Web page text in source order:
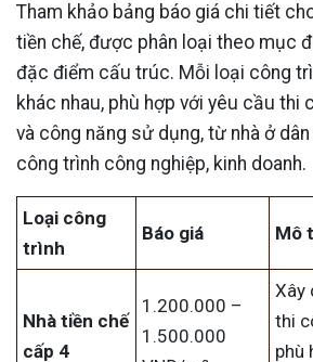
Tham khảo bảng báo giá chi tiết
tiền chế, được phân loại theo mục
đặc điểm cấu trúc. Mỗi loại công
khác nhau, phù hợp với yêu cầu thi
và công năng sử dụng, từ nhà ở
công trình công nghiệp, kinh doanh.
Loại công
trình
Báo giá Mô
Nhà tiền chế
cấp 4
1.200.000 –
1.500.000
Xây
thi
phù